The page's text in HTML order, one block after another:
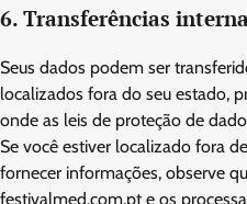
6. Transferências
Seus dados podem ser
localizados fora do seu estado,
onde as leis de proteção de
Se você estiver localizado fora
fornecer informações, observe
festivalmed.com.pt e os